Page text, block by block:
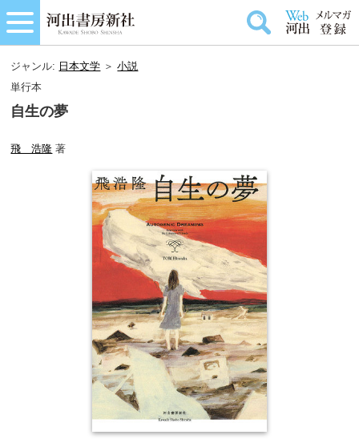
ジャンル: 日本文学 ＞小説
単行本
自生の夢
飛 浩隆 著